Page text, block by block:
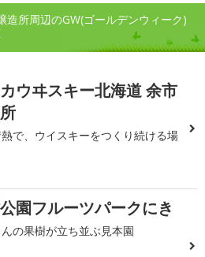
所周辺のGW(ゴールデンウィーク)
ウヰスキー北海道 余市
で、ウイスキーをつくり続ける場
園フルーツパークにき
の果樹が立ち並ぶ見本園